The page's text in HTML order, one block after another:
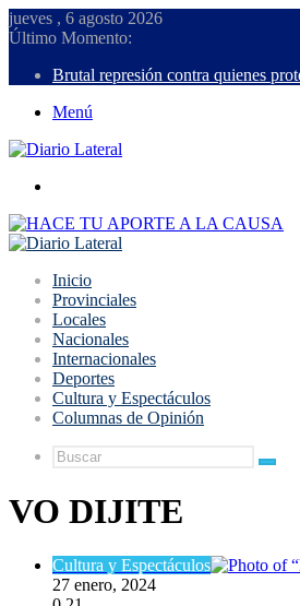
jueves , 6 agosto 2026
Último Momento:
Brutal represión contra quienes
Menú
Inicio
Provinciales
Locales
Nacionales
Internacionales
Deportes
Cultura y Espectáculos
Columnas de Opinión
VO DIJITE
Cultura y Espectáculos
27 enero, 2024